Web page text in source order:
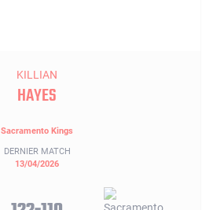
KILLIAN
HAYES
Sacramento Kings
DERNIER MATCH
13/04/2026